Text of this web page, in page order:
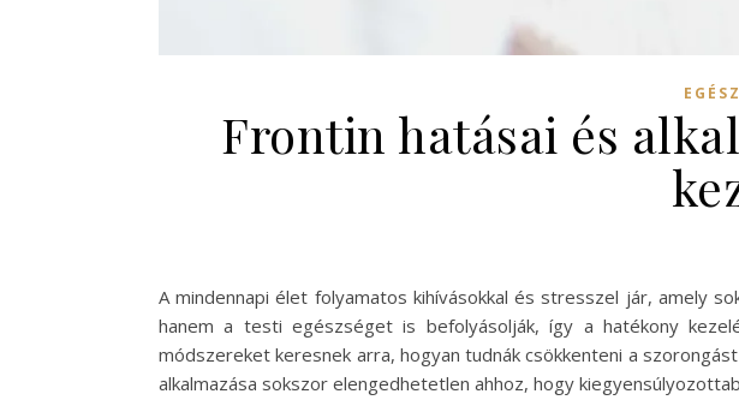
Frontin hatásai és
A mindennapi élet folyamatos kihívásokkal és stresszel jár, amely
hanem a testi egészséget is befolyásolják, így a hatékony
módszereket keresnek arra, hogyan tudnák csökkenteni a
alkalmazása sokszor elengedhetetlen ahhoz, hogy